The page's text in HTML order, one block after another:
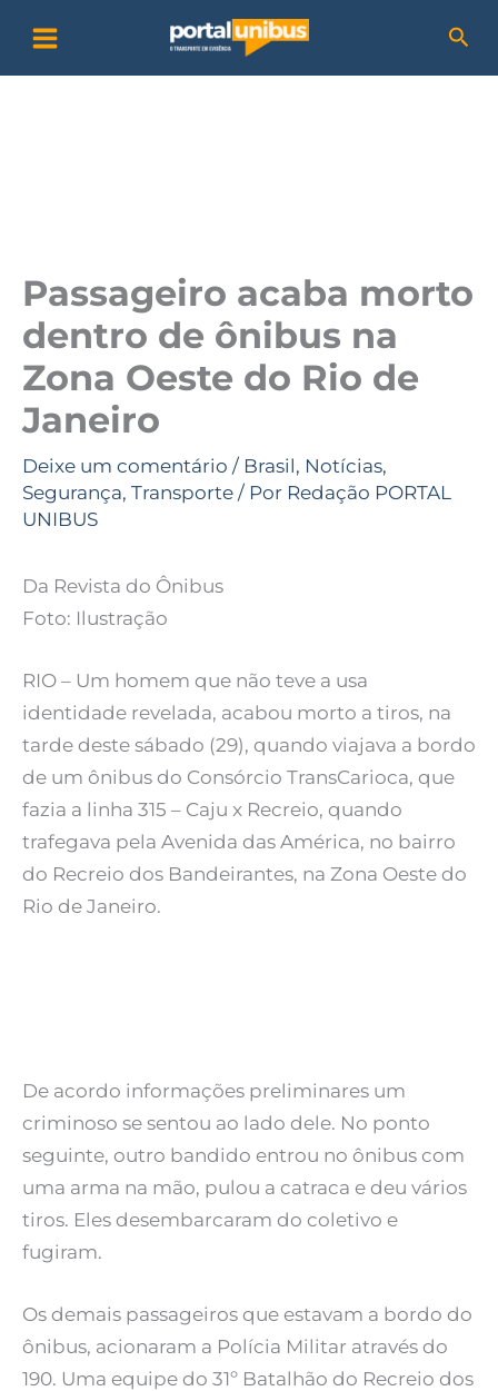
para
o
Passageiro acaba morto
dentro de ônibus na
Zona Oeste do Rio de
Janeiro
Deixe um comentário / Brasil, Notícias,
Segurança, Transporte / Por Redação PORTAL
UNIBUS
Da Revista do Ônibus
Foto: Ilustração
RIO – Um homem que não teve a usa
identidade revelada, acabou morto a tiros, na
tarde deste sábado (29), quando viajava a bordo
de um ônibus do Consórcio TransCarioca, que
fazia a linha 315 – Caju x Recreio, quando
trafegava pela Avenida das América, no bairro
do Recreio dos Bandeirantes, na Zona Oeste do
Rio de Janeiro.
De acordo informações preliminares um
criminoso se sentou ao lado dele. No ponto
seguinte, outro bandido entrou no ônibus com
uma arma na mão, pulou a catraca e deu vários
tiros. Eles desembarcaram do coletivo e
fugiram.
Os demais passageiros que estavam a bordo do
ônibus, acionaram a Polícia Militar através do
190. Uma equipe do 31º Batalhão do Recreio dos
a